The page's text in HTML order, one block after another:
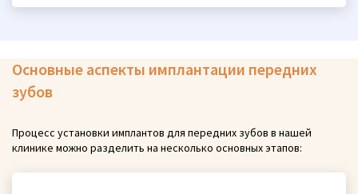
Основные аспекты имплантации передних
зубов
Процесс установки имплантов для передних зубов в нашей
клинике можно разделить на несколько основных этапов: